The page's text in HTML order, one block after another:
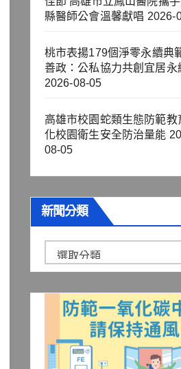
縣醫師公會溫馨獻唱 2026-
桃市表揚179個淨零永續
善政：公私協力共創宜居永
2026-08-05
高雄市校園蛇類生態防範教
化校園衛生安全防治量能
08-05
新聞分類
聞
分